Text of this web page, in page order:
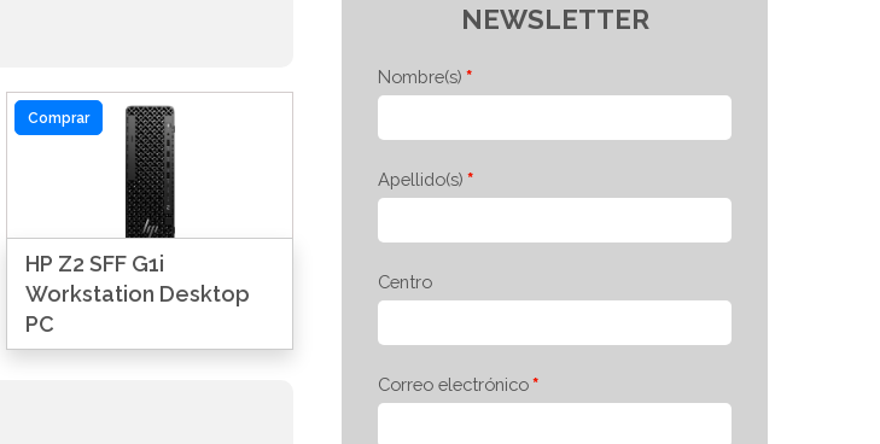
Comprar
HP Z2 SFF G1i
Workstation Desktop
PC
NEWSLETTER
Nombre(s)
Apellido(s)
Centro
Correo electrónico